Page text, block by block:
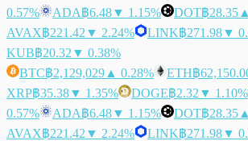
0.57%
ADA฿6.48▼ 1.15% DOT฿28.35
AVAX฿221.42 ▼ 2.24% LINK฿271.98▼
KUB฿20.32 ▼ 0.38%
BTC฿2,129,029 ▲ 0.28% ETH฿
XRP฿35.38▼ 1.35% DOGE฿2.32 ▼ 1.10%
0.57%
ADA฿6.48▼ 1.15% DOT฿28.35
AVAX฿221.42 ▼ 2.24% LINK฿271.98▼